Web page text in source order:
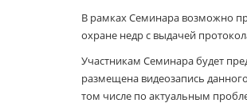
В рамках Семинара возможно
охране недр с выдачей
Участникам Семинара будет
размещена видеозапись
том числе по актуальным